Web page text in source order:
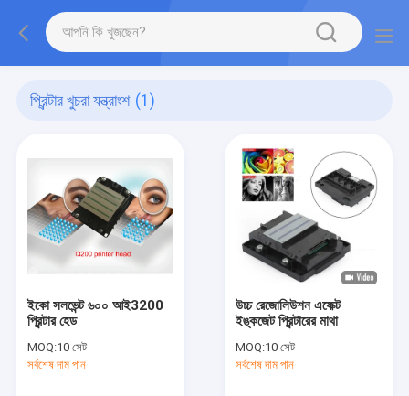
প্রিন্টার খুচরা যন্ত্রাংশ (1)
ইকো সলভেন্ট ৬০০ আই3200
প্রিন্টার হেড
MOQ:10 সেট
সর্বশেষ দাম পান
উচ্চ রেজোলিউশন এফেক্ট
ইঙ্কজেট প্রিন্টারের মাথা
MOQ:10 সেট
সর্বশেষ দাম পান